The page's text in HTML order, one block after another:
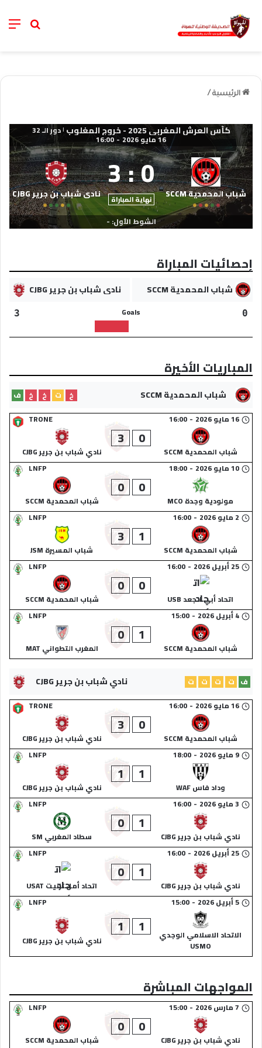
خانة
الرئيسية /
كأس العرش المغربي 2025 - خروج المغلوب | دور الـ 32
16 مايو 2026 -
16:00
شباب المحمدية SCCM 0
:
3
نهاية المباراة نادي شباب بن جرير CJBG
الشوط الأول: -
إحصائيات المباراة
شباب المحمدية SCCM نادي شباب بن جرير CJBG
0
Goals
3
المباريات الأخيرة
شباب المحمدية SCCM خ ت خ خ
ف
TRONE
16 مايو 2026 -
16:00
شباب المحمدية SCCM
0
3
نادي شباب بن جرير CJBG
LNFP
10 مايو 2026 -
18:00
مولودية وجدة MCO
0
0
شباب المحمدية SCCM
LNFP
2 مايو 2026 -
16:00
شباب المحمدية SCCM
1
3
شباب المسيرة JSM
LNFP
25 أبريل 2026 -
16:00
اتحاد أبي الجعد USB
0
0
شباب المحمدية SCCM
LNFP
4 أبريل 2026 -
15:00
شباب المحمدية SCCM
1
0
المغرب التطواني MAT
نادي شباب بن جرير CJBG ف ت ت ت
ت
TRONE
16 مايو 2026 -
16:00
شباب المحمدية SCCM
0
3
نادي شباب بن جرير CJBG
LNFP
9 مايو 2026 -
18:00
وداد فاس WAF
1
1
نادي شباب بن جرير CJBG
LNFP
3 مايو 2026 -
16:00
نادي شباب بن جرير CJBG
1
0
سطاد المغربي SM
LNFP
25 أبريل 2026 -
16:00
نادي شباب بن جرير CJBG
1
0
اتحاد أمل تزنيت USAT
LNFP
5 أبريل 2026 -
15:00
الاتحاد الاسلامي الوجدي
USMO
1
1
نادي شباب بن جرير CJBG
المواجهات المباشرة
LNFP 7 مارس 2026 -
15:00
نادي شباب بن جرير CJBG
0
0
شباب المحمدية SCCM